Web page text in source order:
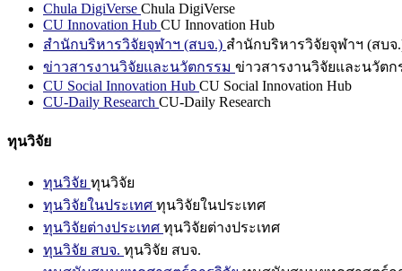
Chula DigiVerse Chula DigiVerse
CU Innovation Hub CU Innovation Hub
สำนักบริหารวิจัยจุฬาฯ (สบจ.) สำนักบริหารวิจัยจุฬาฯ (สบจ
ข่าวสารงานวิจัยและนวัตกรรม ข่าวสารงานวิจัยและนวัตก
CU Social Innovation Hub CU Social Innovation Hub
CU-Daily Research CU-Daily Research
ทุนวิจัย
ทุนวิจัย ทุนวิจัย
ทุนวิจัยในประเทศ ทุนวิจัยในประเทศ
ทุนวิจัยต่างประเทศ ทุนวิจัยต่างประเทศ
ทุนวิจัย สบจ. ทุนวิจัย สบจ.